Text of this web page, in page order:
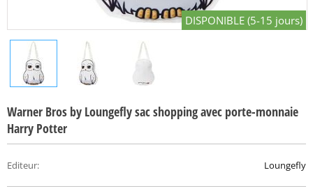
DISPONIBLE (5-15 jours)
Warner Bros by Loungefly sac shopping avec porte-monnaie
Harry Potter
Editeur: Loungefly